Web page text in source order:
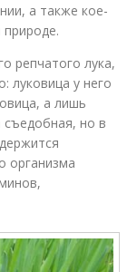
а также кое-
репчатого лука,
луковица у него
а лишь
но в
организма